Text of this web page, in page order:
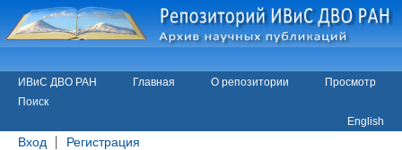
ИВиС ДВО РАН Главная О репозитории
Просмотр
Поиск
English
Вход Регистрация